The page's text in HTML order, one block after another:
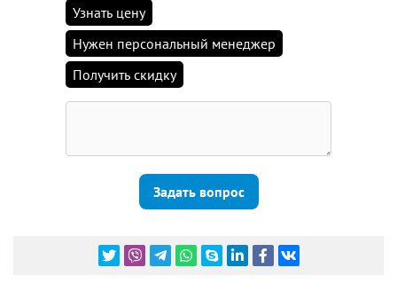
Узнать цену
Нужен персональный менеджер
Получить скидку
Задать вопрос